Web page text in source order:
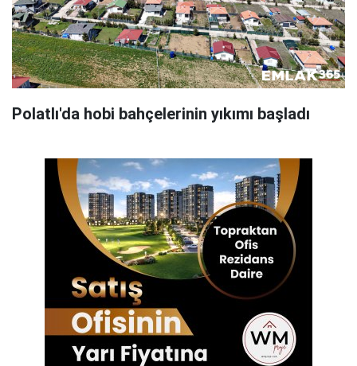
Polatlı'da hobi bahçelerinin yıkımı başladı